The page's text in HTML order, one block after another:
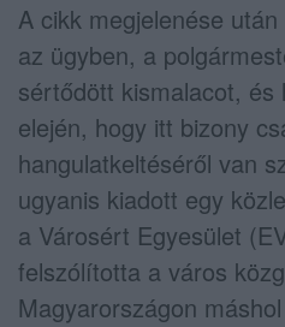
A cikk megjelenése
az ügyben, a
sértődött kismalacot, és
elején, hogy itt bizony
hangulatkeltéséről van
ugyanis kiadott egy
a Városért Egyesület
felszólította a város
Magyarországon